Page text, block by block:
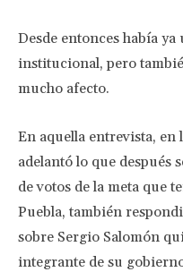
Desde entonces había
institucional, pero
mucho afecto.
En aquella entrevista,
adelantó lo que después
de votos de la meta que
Puebla, también
sobre Sergio Salomón
integrante de su